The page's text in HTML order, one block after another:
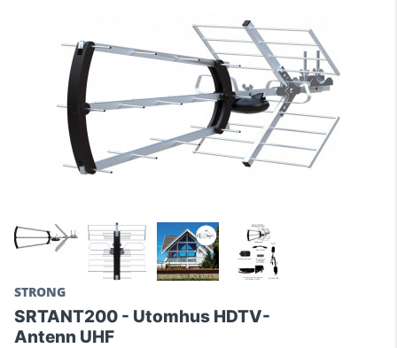
STRONG
SRTANT200 - Utomhus HDTV-
Antenn UHF